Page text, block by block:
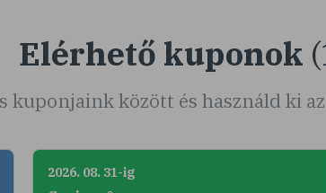
Elérhető kuponok
kuponjaink között és használd ki
2026. 08. 31-ig